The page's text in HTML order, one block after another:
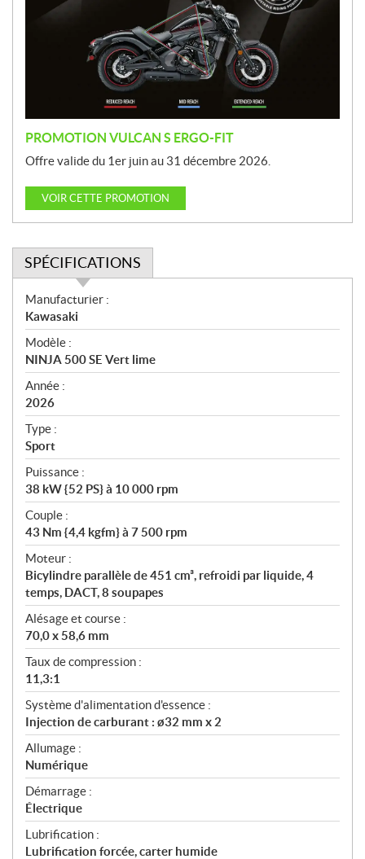
PROMOTION VULCAN S ERGO-FIT
Offre valide du 1er juin au 31 décembre 2026.
VOIR CETTE PROMOTION
SPÉCIFICATIONS
S
p
é
c
i
f
i
c
a
t
i
o
n
s
Manufacturier :
Kawasaki
Modèle :
NINJA 500 SE Vert lime
Année :
2026
Type :
Sport
Puissance :
38 kW {52 PS} à 10 000 rpm
Couple :
43 Nm {4,4 kgfm} à 7 500 rpm
Moteur :
Bicylindre parallèle de 451 cm³, refroidi par liquide, 4
temps, DACT, 8 soupapes
Alésage et course :
70,0 x 58,6 mm
Taux de compression :
11,3:1
Système d'alimentation d'essence :
Injection de carburant : ø32 mm x 2
Allumage :
Numérique
Démarrage :
Électrique
Lubrification :
Lubrification forcée, carter humide